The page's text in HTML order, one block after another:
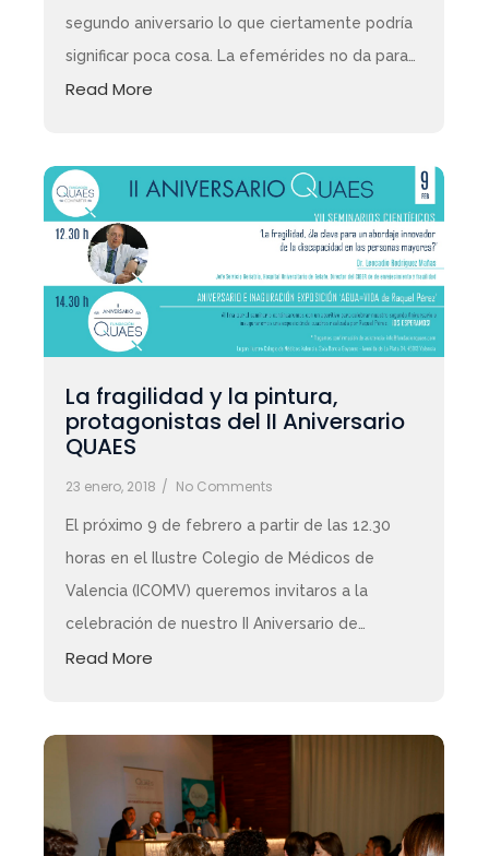
segundo aniversario lo que ciertamente podría
significar poca cosa. La efemérides no da para…
Read More
La fragilidad y la pintura,
protagonistas del II Aniversario
QUAES
23 enero, 2018 / No Comments
El próximo 9 de febrero a partir de las 12.30
horas en el Ilustre Colegio de Médicos de
Valencia (ICOMV) queremos invitaros a la
celebración de nuestro II Aniversario de…
Read More